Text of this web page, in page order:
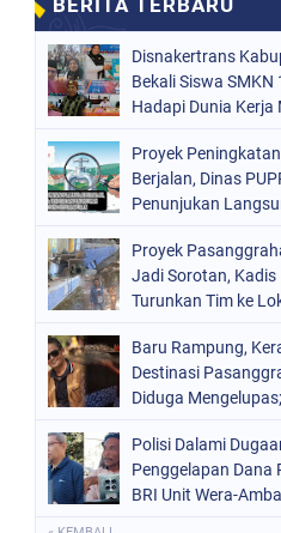
Disnakertrans
Bekali Siswa SMKN
Hadapi Dunia Kerja
Proyek
Berjalan, Dinas
Penunjukan
Proyek
Jadi Sorotan,
Turunkan Tim ke
Baru Rampung,
Destinasi
Diduga
Juta
Polisi Dalami
Penggelapan Dana
BRI Unit Wera-